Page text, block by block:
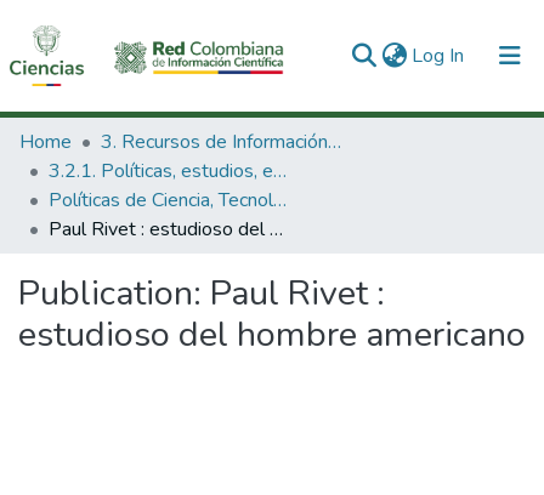
Log In (current)
Communities & Collections
All of DSpace
Statistics
Home
3. Recursos de Información Científica y Tecnológica
3.2.1. Políticas, estudios, evaluaciones e indicadores de CTeI
Políticas de Ciencia, Tecnología e Innovación
Paul Rivet : estudioso del hombre americano
Publication: Paul Rivet :
estudioso del hombre americano